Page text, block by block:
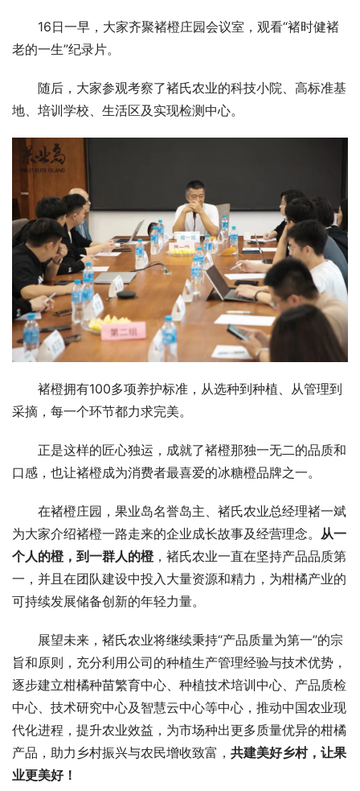
16日一早，大家齐聚褚橙庄园会议室，观看“褚时健褚
老的一生”纪录片。
随后，大家参观考察了褚氏农业的科技小院、高标准基
地、培训学校、生活区及实现检测中心。
褚橙拥有100多项养护标准，从选种到种植、从管理到
采摘，每一个环节都力求完美。
正是这样的匠心独运，成就了褚橙那独一无二的品质和
口感，也让褚橙成为消费者最喜爱的冰糖橙品牌之一。
在褚橙庄园，果业岛名誉岛主、褚氏农业总经理褚一斌
为大家介绍褚橙一路走来的企业成长故事及经营理念。 从一
个人的橙，到一群人的橙，褚氏农业一直在坚持产品品质第
一，并且在团队建设中投入大量资源和精力，为柑橘产业的
可持续发展储备创新的年轻力量。
展望未来，褚氏农业将继续秉持“产品质量为第一”的宗
旨和原则，充分利用公司的种植生产管理经验与技术优势，
逐步建立柑橘种苗繁育中心、种植技术培训中心、产品质检
中心、技术研究中心及智慧云中心等中心，推动中国农业现
代化进程，提升农业效益，为市场种出更多质量优异的柑橘
产品，助力乡村振兴与农民增收致富， 共建美好乡村，让果
业更美好！